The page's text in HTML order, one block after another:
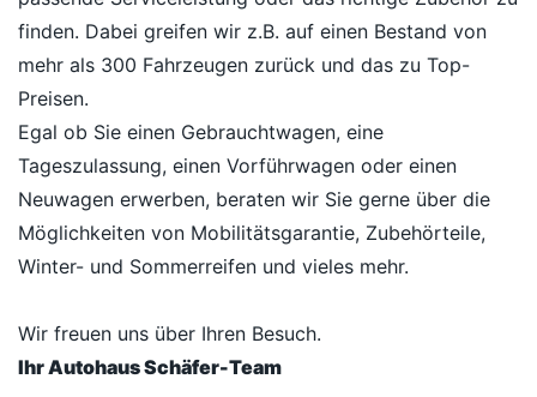
finden. Dabei greifen wir z.B. auf einen Bestand von
mehr als 300 Fahrzeugen zurück und das zu Top-
Preisen.
Egal ob Sie einen Gebrauchtwagen, eine
Tageszulassung, einen Vorführwagen oder einen
Neuwagen erwerben, beraten wir Sie gerne über die
Möglichkeiten von Mobilitätsgarantie, Zubehörteile,
Winter- und Sommerreifen und vieles mehr.
Wir freuen uns über Ihren Besuch.
Ihr Autohaus Schäfer-Team